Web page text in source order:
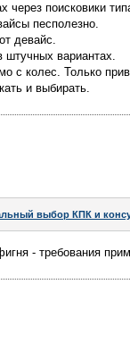
через поисковики
песполезно.
девайс.
штучных вариантах.
с колес. Только
и выбирать.
выбор КПК и
- требования